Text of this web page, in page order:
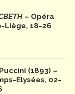
– Opéra
Liège, 18-26
(1893) –
Elysées, 02-